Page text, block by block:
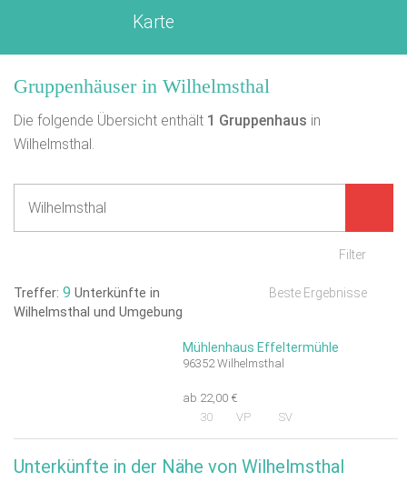
Karte
Gruppenhäuser in Wilhelmsthal
Die folgende Übersicht enthält 1 Gruppenhaus in
Wilhelmsthal.
Filter
Treffer: 9 Unterkünfte in
Wilhelmsthal und Umgebung
Beste Ergebnisse
Mühlenhaus Effeltermühle
96352 Wilhelmsthal
ab 22,00 €
30
VP SV
Unterkünfte in der Nähe von Wilhelmsthal